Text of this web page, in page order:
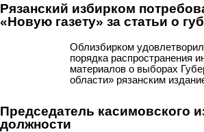
Рязанский избирком
«Новую газету» за статьи о
Облизбирком
порядка распространения
материалов о выборах
области» рязанским
Председатель касимовского
должности